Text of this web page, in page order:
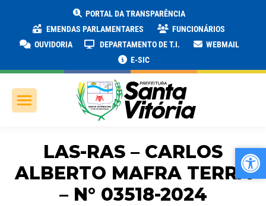
PORTAL DA TRANSPARÊNCIA
EMENDAS PARLAMENTARES
FUNCIONÁRIOS
OUVIDORIA
DEPARTAMENTO DE T.I.
WEBMAIL
E-SIC
LAS-RAS – CARLOS
ALBERTO MAFRA TERRA
– N° 03518-2024